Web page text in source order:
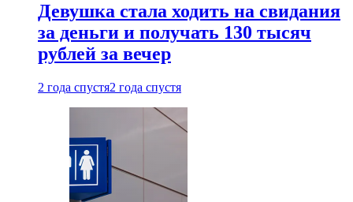
Девушка стала ходить на свидания
за деньги и получать 130 тысяч
рублей за вечер
2 года спустя2 года спустя